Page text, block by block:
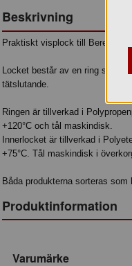
Beskrivning
Praktiskt visplock till
Locket består av en ring som
tätslutande.
Ringen är tillverkad i
+120°C och tål maskindisk.
Innerlocket är tillverkad i
+75°C. Tål maskindisk i
Båda produkterna sorteras
Produktinformation
Varumärke